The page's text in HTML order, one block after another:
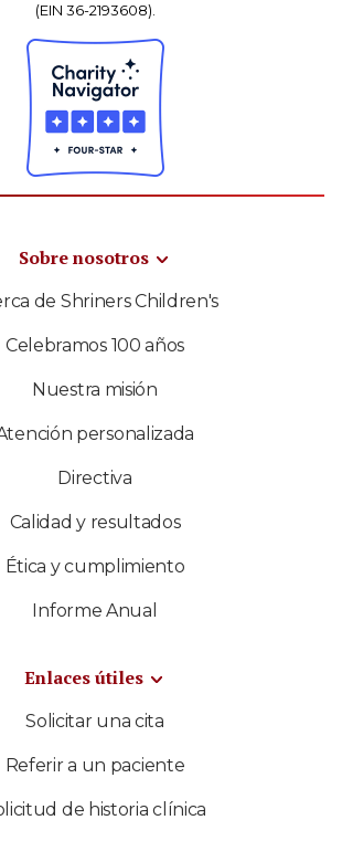
(EIN 36-2193608).
Sobre nosotros
de Shriners Children's
Celebramos 100 años
Nuestra misión
personalizada
Directiva
Calidad y resultados
Ética y cumplimiento
Informe Anual
Enlaces útiles
Solicitar una cita
Referir a un paciente
de historia clínica